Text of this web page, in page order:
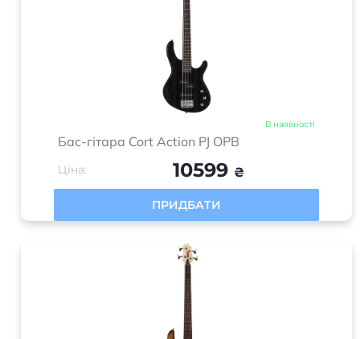
В наявності
Бас-гітара Cort Action PJ OPB
Ціна: 10599 ₴
ПРИДБАТИ